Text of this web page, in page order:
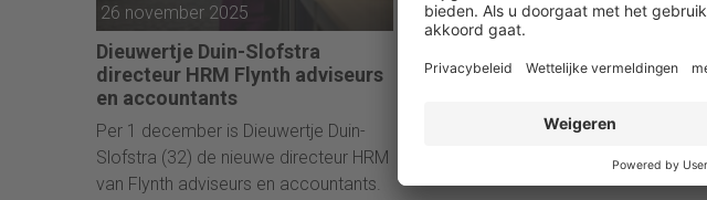
26 november 2025
Dieuwertje Duin-Slofstra
directeur HRM Flynth adviseurs
en accountants
Per 1 december is Dieuwertje Duin-
Slofstra (32) de nieuwe directeur HRM
van Flynth adviseurs en accountants.
25 november 2025
als HR Business Partner
heeft Marly Suur (41) verwelkomd als
HR Business Partner. Als onderdeel
van het managementteam gaat Suur